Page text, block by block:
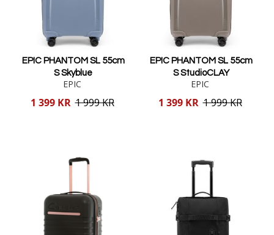
EPIC PHANTOM SL 55cm
S Skyblue
EPIC
Reducerat
1 399 KR 1 999 KR
EPIC PHANTOM SL 55cm
S StudioCLAY
EPIC
Reducerat
1 399 KR 1 999 KR